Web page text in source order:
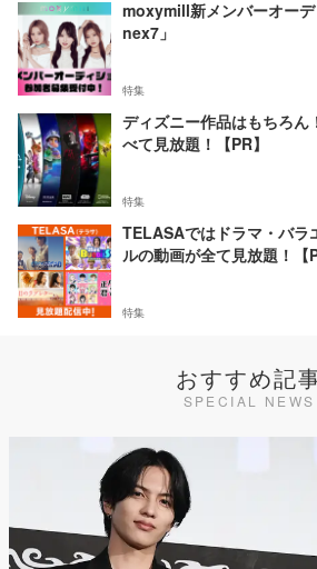
moxymill新メンバーオー
nex7」
特集
ディズニー作品はもちろん
べて見放題！【PR】
特集
TELASAではドラマ・バラ
ルの動画が全て見放題！【
特集
おすすめ記
SPECIAL NEWS